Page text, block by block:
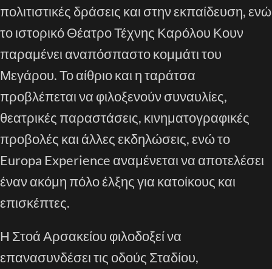
πολιτιστικές δράσεις και στην εκπαίδευση, ενώ
το ιστορικό Θέατρο Τέχνης Καρόλου Κουν
παραμένει αναπόσπαστο κομμάτι του
Μεγάρου. Το αίθριο και η ταράτσα
προβλέπεται να φιλοξενούν συναυλίες,
θεατρικές παραστάσεις, κινηματογραφικές
προβολές και άλλες εκδηλώσεις, ενώ το
Europa Experience αναμένεται να αποτελέσει
έναν ακόμη πόλο έλξης για κατοίκους και
επισκέπτες.
Η Στοά Αρσακείου φιλοδοξεί να
επανασυνδέσει τις οδούς Σταδίου,